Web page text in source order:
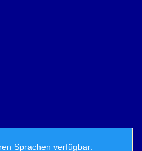
Sprachen verfügbar: